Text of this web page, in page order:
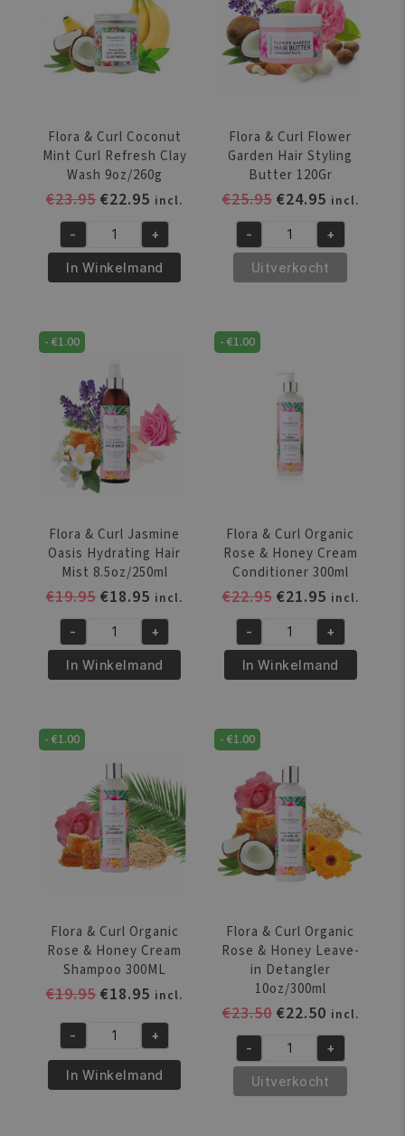
6oz/200ml
aantal
aantal
Flora & Curl Coconut
Mint Curl Refresh Clay
Wash 9oz/260g
€23.95Oorspronkelijke
was:
€23.95.
€22.95 Huidige
prijs
is:
€22.95.
incl.
Flora
&
Curl
Mint
Curl
Refresh
Clay
Wash
9oz/260g
aantal
- +
In Winkelmand
Flora & Curl Flower
Garden Hair Styling
Butter 120Gr
€25.95 Oorspronkelijke
was:
€25.95.
€24.95Huidige
prijs
is:
€24.95.
incl.
Flora
Curl
Garden
Hair
- +
Uitverkocht
-€1.00
Flora & Curl Jasmine
Oasis Hydrating Hair
Mist 8.5oz/250ml
€19.95Oorspronkelijke
was:
€19.95.
€18.95 Huidige
prijs
is:
€18.95.
incl.
Flora
&
Curl
Oasis
Hydrating
Mist
8.5oz/250ml
aantal
- +
In Winkelmand
-€1.00
Flora & Curl Organic
Rose & Honey Cream
Conditioner 300ml
€22.95 Oorspronkelijke
was:
€22.95.
€21.95Huidige
prijs
is:
€21.95.
incl.
Flora
&
Curl
Rose
&
Honey
Cream
Conditioner
300ml
aantal
- +
In Winkelmand
-€1.00
Flora & Curl Organic
Rose & Honey Cream
Shampoo 300ML
€19.95Oorspronkelijke
was:
€19.95.
€18.95 Huidige
is:
€18.95.
incl.
Flora
&
Curl
- +
In Winkelmand
-€1.00
Flora & Curl Organic
Rose & Honey Leave-
in Detangler
10oz/300ml
€23.50 Oorspronkelijke
was:
€23.50.
€22.50Huidige
prijs
is:
€22.50.
incl.
Flora
Curl
- +
Uitverkocht